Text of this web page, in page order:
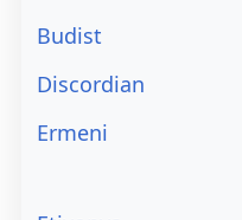
Budist
Discordian
Ermeni